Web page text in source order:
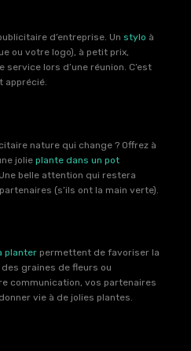
d’entreprise. Un stylo à
ou votre logo), à petit prix,
lors d’une réunion. C’est
apprécié.
nature qui change ? Offrez à
jolie plante dans un pot
belle attention qui restera
(s’ils ont la main verte).
planter permettent de favoriser la
graines de fleurs ou
communication, vos partenaires
vie à de jolies plantes.